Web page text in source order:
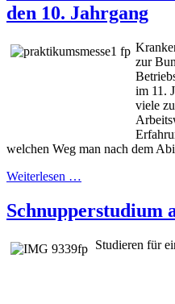
den 10. Jahrgang
zur
im 11.
viele
welchen Weg man nach dem
Weiterlesen …
Schnupperstudium
Studieren für